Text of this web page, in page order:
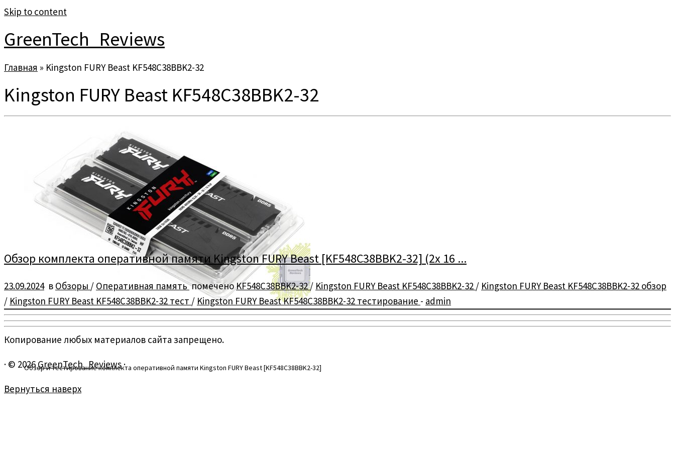
Skip to content
GreenTech_Reviews
Главная » Kingston FURY Beast KF548C38BBK2-32
Kingston FURY Beast KF548C38BBK2-32
Обзор и тестирование комплекта оперативной памяти Kingston FURY Beast [KF548C38BBK2-32]
Обзор комплекта оперативной памяти Kingston FURY Beast [KF548C38BBK2-32] (2x 16 ...
23.09.2024в Обзоры / Оперативная памятьпомеченоKF548C38BBK2-32/ Kingston FURY Beast KF548C38BBK2-32 / Kingston FURY Beast KF548C38BBK2-32 обзор
/ Kingston FURY Beast KF548C38BBK2-32 тест / Kingston FURY Beast KF548C38BBK2-32 тестирование - admin
Копирование любых материалов сайта запрещено.
· © 2026GreenTech_Reviews·
Вернуться наверх